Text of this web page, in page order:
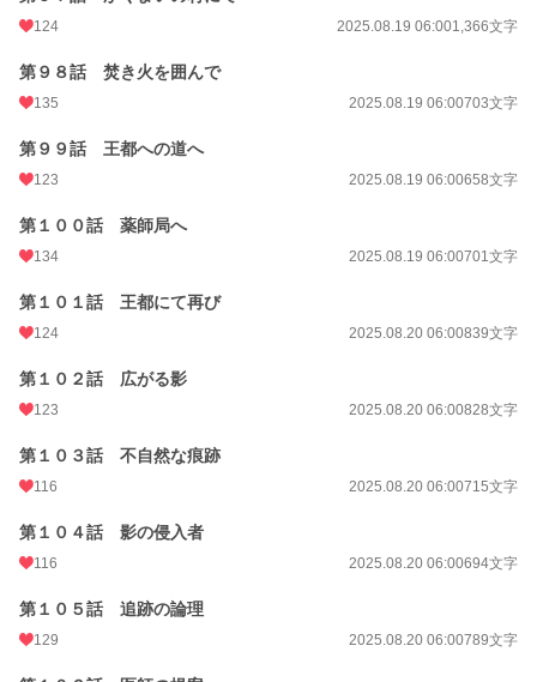
124 2025.08.19 06:001,366文字
第９８話 焚き火を囲んで
135 2025.08.19 06:00703文字
第９９話 王都への道へ
123 2025.08.19 06:00658文字
第１００話 薬師局へ
134 2025.08.19 06:00701文字
第１０１話 王都にて再び
124 2025.08.20 06:00839文字
第１０２話 広がる影
123 2025.08.20 06:00828文字
第１０３話 不自然な痕跡
116 2025.08.20 06:00715文字
第１０４話 影の侵入者
116 2025.08.20 06:00694文字
第１０５話 追跡の論理
129 2025.08.20 06:00789文字